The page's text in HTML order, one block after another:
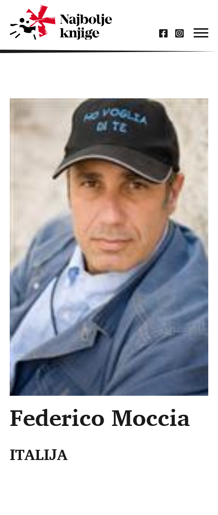
Federico Moccia
ITALIJA